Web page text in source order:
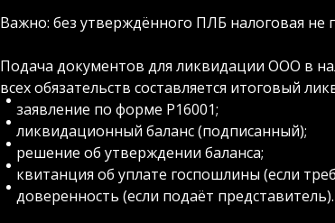
Важно: без утверждённого ПЛБ налоговая
Подача документов для ликвидации ООО в
всех обязательств составляется итоговый
заявление по форме Р16001;
ликвидационный баланс (подписанный);
решение об утверждении баланса;
квитанция об уплате госпошлины (если
доверенность (если подаёт представитель).